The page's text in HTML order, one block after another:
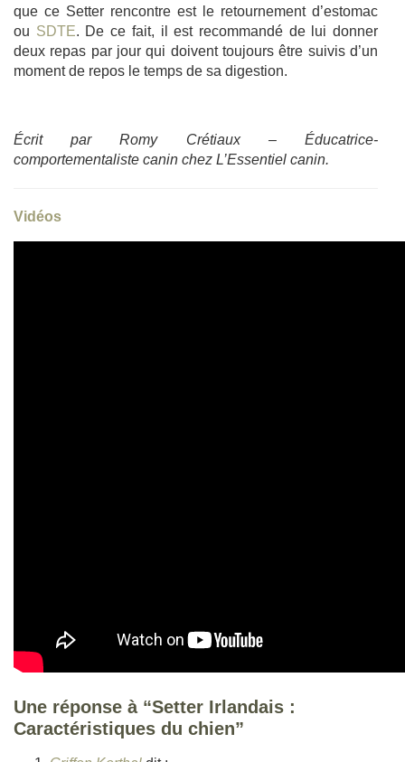
que ce Setter rencontre est le retournement d’estomac
ou SDTE. De ce fait, il est recommandé de lui donner
deux repas par jour qui doivent toujours être suivis d’un
moment de repos le temps de sa digestion.
Écrit par Romy Crétiaux – Éducatrice-
comportementaliste canin chez L’Essentiel canin.
Vidéos
Une réponse à “Setter Irlandais :
Caractéristiques du chien”